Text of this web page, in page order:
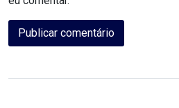
DE
MACAU